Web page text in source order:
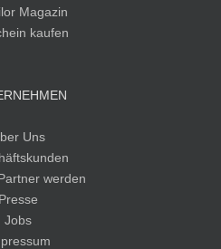
Magazin
kaufen
Uns
werden
Presse
Jobs